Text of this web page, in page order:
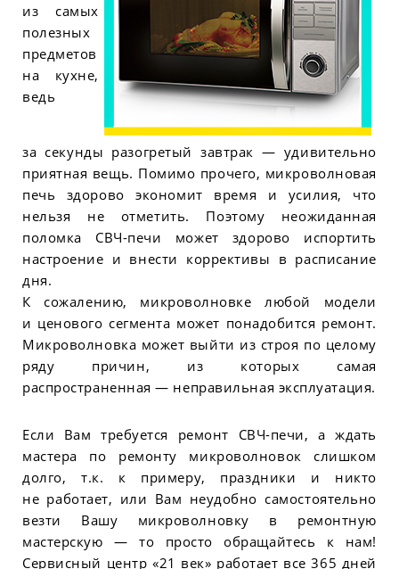
из самых
полезных
предметов
на кухне,
ведь
за секунды разогретый завтрак — удивительно
приятная вещь. Помимо прочего, микроволновая
печь здорово экономит время и усилия, что
нельзя не отметить. Поэтому неожиданная
поломка СВЧ-печи может здорово испортить
настроение и внести коррективы в расписание
дня.
К сожалению, микроволновке любой модели
и ценового сегмента может понадобится ремонт.
Микроволновка может выйти из строя по целому
ряду причин, из которых самая
распространенная — неправильная эксплуатация.
Если Вам требуется ремонт СВЧ-печи, а ждать
мастера по ремонту микроволновок слишком
долго, т.к. к примеру, праздники и никто
не работает, или Вам неудобно самостоятельно
везти Вашу микроволновку в ремонтную
мастерскую — то просто обращайтесь к нам!
Сервисный центр «21 век» работает все 365 дней